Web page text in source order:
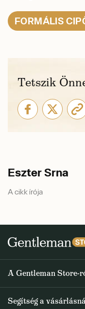
FORMÁLIS
Tetszik
Eszter Srna
A cikk írója
A Gentleman Store-
Segítség a